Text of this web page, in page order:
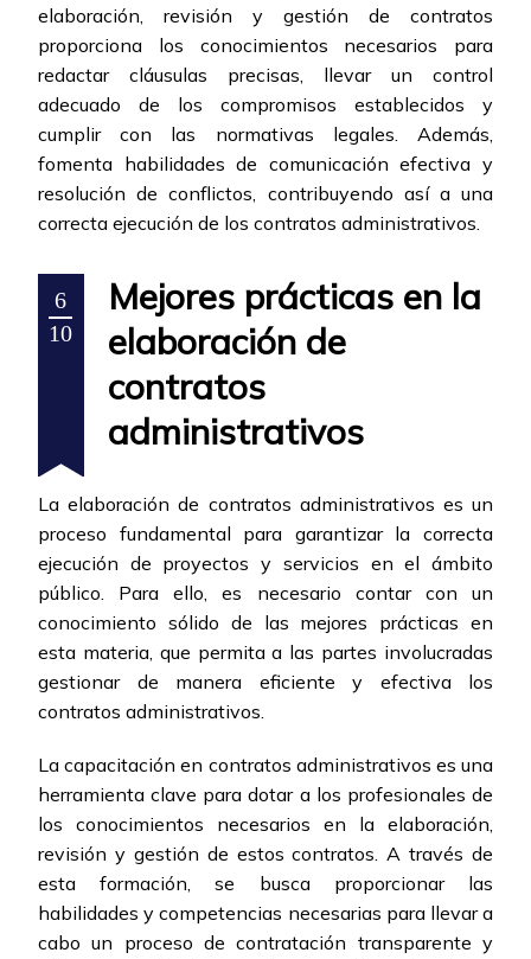
elaboración, revisión y gestión de contratos
proporciona los conocimientos necesarios para
redactar cláusulas precisas, llevar un control
adecuado de los compromisos establecidos y
cumplir con las normativas legales. Además,
fomenta habilidades de comunicación efectiva y
resolución de conflictos, contribuyendo así a una
correcta ejecución de los contratos administrativos.
6
10
Mejores prácticas en la
elaboración de
contratos
administrativos
La elaboración de contratos administrativos es un
proceso fundamental para garantizar la correcta
ejecución de proyectos y servicios en el ámbito
público. Para ello, es necesario contar con un
conocimiento sólido de las mejores prácticas en
esta materia, que permita a las partes involucradas
gestionar de manera eficiente y efectiva los
contratos administrativos.
La capacitación en contratos administrativos es una
herramienta clave para dotar a los profesionales de
los conocimientos necesarios en la elaboración,
revisión y gestión de estos contratos. A través de
esta formación, se busca proporcionar las
habilidades y competencias necesarias para llevar a
cabo un proceso de contratación transparente y